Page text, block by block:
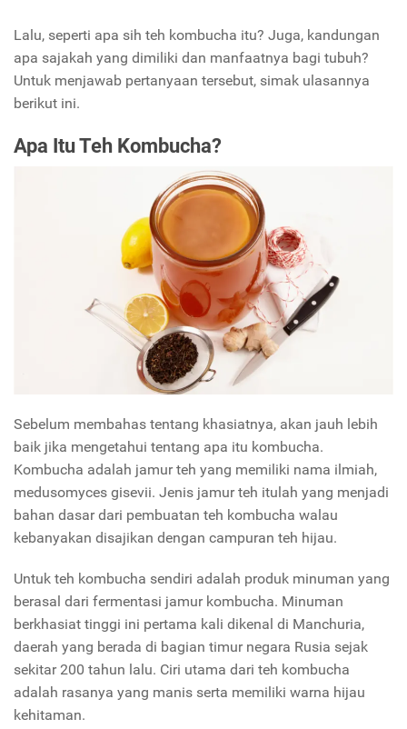
Lalu, seperti apa sih teh kombucha itu? Juga, kandungan
apa sajakah yang dimiliki dan manfaatnya bagi tubuh?
Untuk menjawab pertanyaan tersebut, simak ulasannya
berikut ini.
Apa Itu Teh Kombucha?
Sebelum membahas tentang khasiatnya, akan jauh lebih
baik jika mengetahui tentang apa itu kombucha.
Kombucha adalah jamur teh yang memiliki nama ilmiah,
medusomyces gisevii. Jenis jamur teh itulah yang menjadi
bahan dasar dari pembuatan teh kombucha walau
kebanyakan disajikan dengan campuran teh hijau.
Untuk teh kombucha sendiri adalah produk minuman yang
berasal dari fermentasi jamur kombucha. Minuman
berkhasiat tinggi ini pertama kali dikenal di Manchuria,
daerah yang berada di bagian timur negara Rusia sejak
sekitar 200 tahun lalu. Ciri utama dari teh kombucha
adalah rasanya yang manis serta memiliki warna hijau
kehitaman.